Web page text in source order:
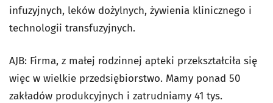
infuzyjnych, leków dożylnych, żywienia klinicznego i
technologii transfuzyjnych.
AJB: Firma, z małej rodzinnej apteki przekształciła się
więc w wielkie przedsiębiorstwo. Mamy ponad 50
zakładów produkcyjnych i zatrudniamy 41 tys.